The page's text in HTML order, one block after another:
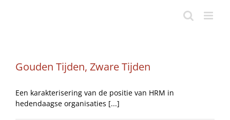
Gouden Tijden, Zware Tijden
Een karakterisering van de positie van HRM in
hedendaagse organisaties [...]